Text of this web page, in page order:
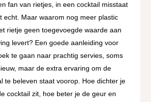
fan van rietjes, in een cocktail misstaat
echt. Maar waarom nog meer plastic
rietje geen toegevoegde waarde aan
levert? Een goede aanleiding voor
te gaan naar prachtig servies, soms
maar de extra ervaring om de
te beleven staat voorop. Hoe dichter je
cocktail zit, hoe beter je de geur en